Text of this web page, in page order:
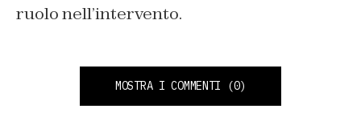
ruolo nell’intervento.
MOSTRA I COMMENTI (0)